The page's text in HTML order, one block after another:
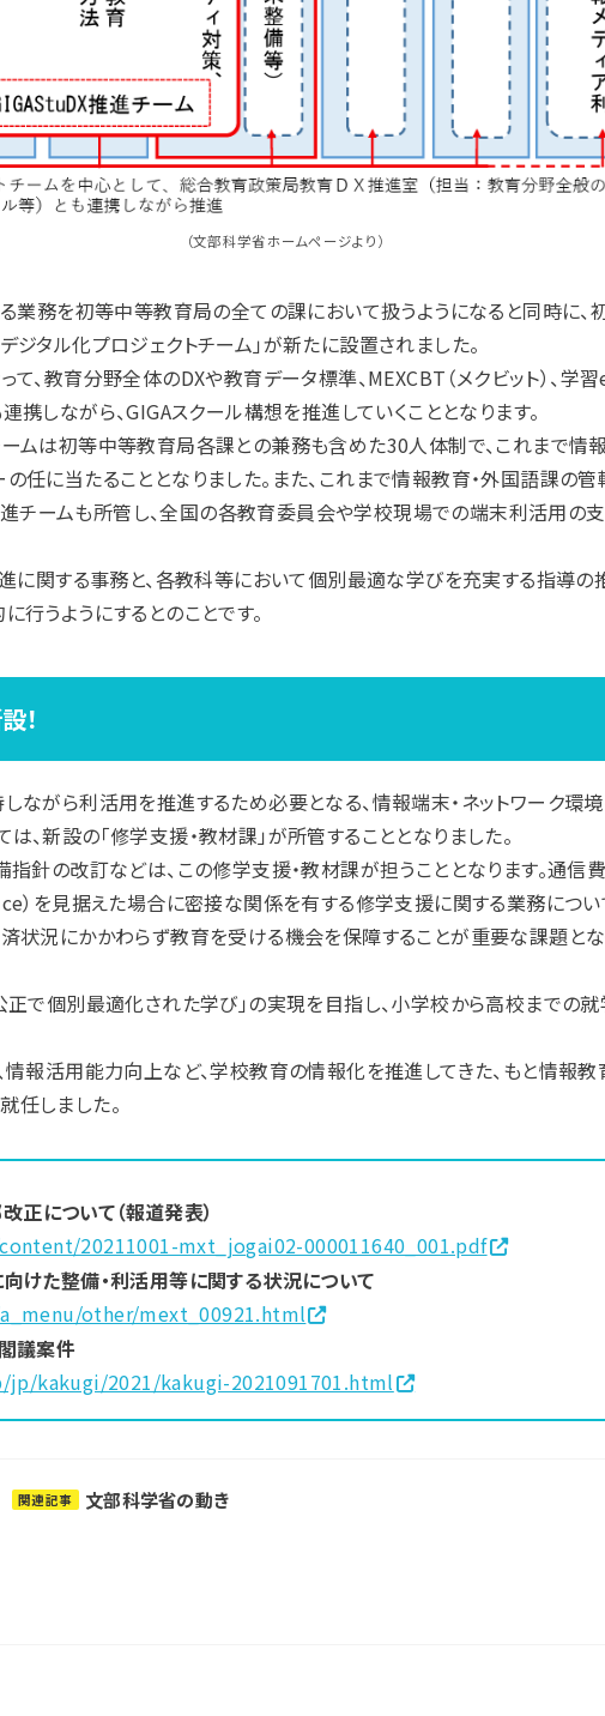
（文部科学省ホームページより）
業務を初等中等教育局の全ての課において扱うようになると同時に
ジタル化プロジェクトチーム」が新たに設置されました。
て、教育分野全体のDXや教育データ標準、MEXCBT（メクビット）、学
しながら、GIGAスクール構想を推進していくこととなります。
ムは初等中等教育局各課との兼務も含めた30人体制で、これまで情
任に当たることとなりました。また、これまで情報教育・外国語課の
進チームも所管し、全国の各教育委員会や学校現場での端末利活用の
に関する事務と、各教科等において個別最適な学びを充実する指導の
行うようにするとのことです。
！
ながら利活用を推進するため必要となる、情報端末・ネットワーク環
、新設の「修学支援・教材課」が所管することとなりました。
針の改訂などは、この修学支援・教材課が担うこととなります。通信
を見据えた場合に密接な関係を有する修学支援に関する業務につい
状況にかかわらず教育を受ける機会を保障することが重要な課題と
正で個別最適化された学び」の実現を目指し、小学校から高校までの
情報活用能力向上など、学校教育の情報化を推進してきた、もと情報
しました。
について（報道発表）
20211001-mxt_jogai02-000011640_001.pdf
けた整備・利活用等に関する状況について
other/mext_00921.html
議案件
kakugi/2021/kakugi-2021091701.html
関連記事 文部科学省の動き